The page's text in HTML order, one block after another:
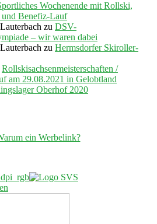
Wochenende mit Rollski,
Benefiz-Lauf
zu DSV-
– wir waren dabei
zu Hermsdorfer Skiroller-
Rollskisachsenmeisterschaften /
am 29.08.2021 in Gelobtland
Oberhof 2020
ein Werbelink?